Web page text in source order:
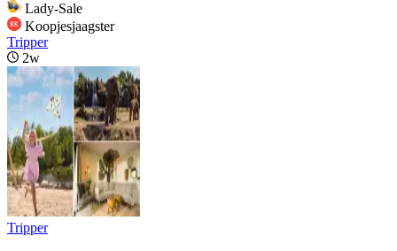
Lady-Sale
Koopjesjaagster
Tripper
2w
Tripper